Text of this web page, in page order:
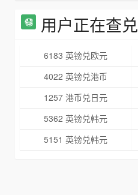
用户正在查兑
6183 英镑兑欧元
4022 英镑兑港币
1257 港币兑日元
5362 英镑兑韩元
5151 英镑兑韩元